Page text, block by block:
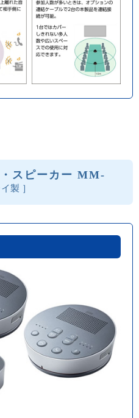
スピーカー MM-
製 ］